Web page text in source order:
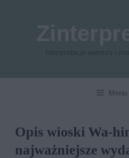
Menu
Opis wioski Wa-
najważniejsze